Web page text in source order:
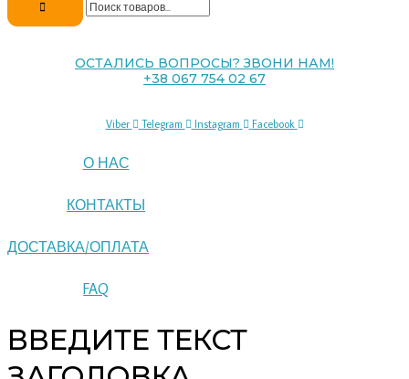
ОСТАЛИСЬ ВОПРОСЫ? ЗВОНИ НАМ!
+38 067 754 02 67
Viber Telegram Instagram Facebook
О НАС
КОНТАКТЫ
ДОСТАВКА/ОПЛАТА
FAQ
ВВЕДИТЕ ТЕКСТ